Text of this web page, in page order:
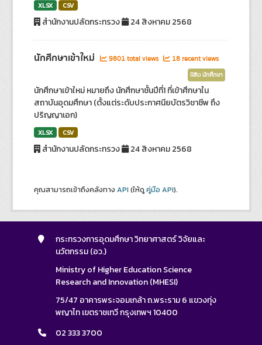
XLSX CSV
สำนักงานปลัดกระทรวง 24 สิงหาคม 2568
นักศึกษาเข้าใหม่ 9801 total views 18 recent views
นิสิต นักศึกษา
นักศึกษาเข้าใหม่ หมายถึง นักศึกษาชั้นปีที่1 ที่เข้าศึกษาใน
สถาบันอุดมศึกษา (ตั้งแต่ระดับประกาศนียบัตรวิชาชีพ ถึง
ปริญญาเอก)
XLSX CSV
สำนักงานปลัดกระทรวง 24 สิงหาคม 2568
คุณสามารถเข้าถึงคลังทางAPI (ให้ดูคู่มือ API).
กระทรวงการอุดมศึกษา วิทยาศาสตร์ วิจัยและ
นวัตกรรม (อว.)
Ministry of Higher Education Science
Research and Innovation (MHESI)
75/47 อาคารพระจอมเกล้า ถ.พระราม 6 แขวงทุ่ง
พญาไท เขตราชเทวี กรุงเทพฯ 10400
02 333 3700